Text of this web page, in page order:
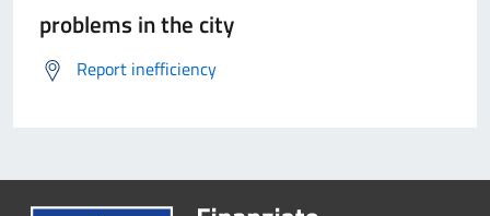
problems in the city
Report inefficiency